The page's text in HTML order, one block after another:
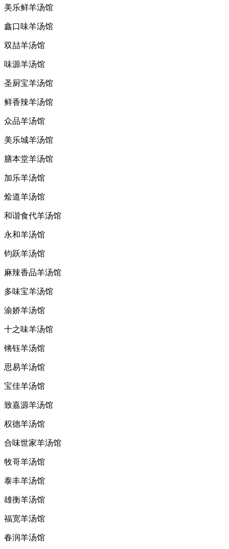
美乐鲜羊汤馆
鑫口味羊汤馆
双喆羊汤馆
味源羊汤馆
圣厨宝羊汤馆
鲜香辣羊汤馆
众品羊汤馆
美乐城羊汤馆
膳本堂羊汤馆
加乐羊汤馆
烩道羊汤馆
和谐食代羊汤馆
永和羊汤馆
钧跃羊汤馆
麻辣香品羊汤馆
多味宝羊汤馆
渝娇羊汤馆
十之味羊汤馆
锵钰羊汤馆
思易羊汤馆
宝佳羊汤馆
致嘉源羊汤馆
权德羊汤馆
合味世家羊汤馆
牧哥羊汤馆
泰丰羊汤馆
雄衡羊汤馆
福宽羊汤馆
春润羊汤馆